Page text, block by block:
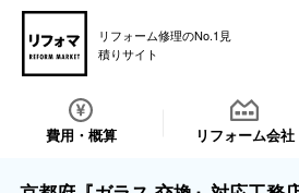
リフォーム修理のNo.1見
積りサイト
費用・概算 リフォーム会社